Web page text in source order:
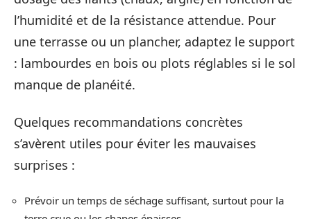
l’humidité et de la résistance attendue. Pour
une terrasse ou un plancher, adaptez le support
: lambourdes en bois ou plots réglables si le sol
manque de planéité.
Quelques recommandations concrètes
s’avèrent utiles pour éviter les mauvaises
surprises :
Prévoir un temps de séchage suffisant, surtout pour la